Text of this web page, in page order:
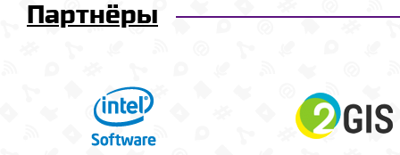
Партнёры